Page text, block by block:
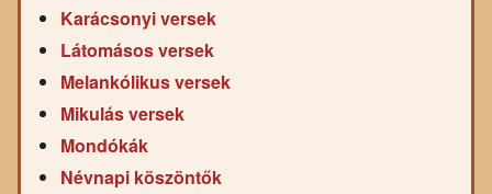
Karácsonyi versek
Látomásos versek
Melankólikus versek
Mikulás versek
Mondókák
Névnapi köszöntők